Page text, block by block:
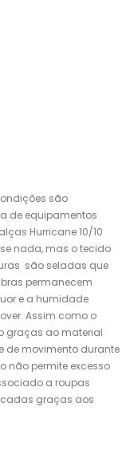
são
de equipamentos
Hurricane 10/10
nada, mas o tecido
são seladas que
permanecem
e a humidade
Assim como o
graças ao material
de movimento durante
não permite excesso
a roupas
graças aos